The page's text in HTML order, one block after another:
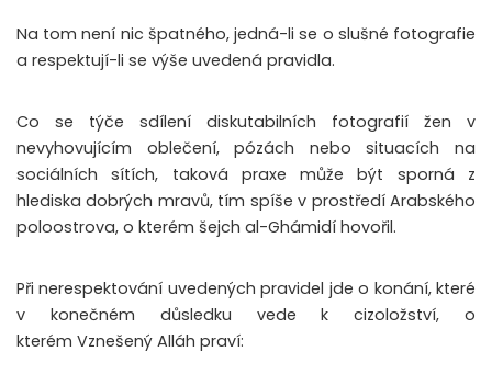
Na tom není nic špatného, jedná-li se o slušné fotografie
a respektují-li se výše uvedená pravidla.
Co se týče sdílení diskutabilních fotografií žen v
nevyhovujícím oblečení, pózách nebo situacích na
sociálních sítích, taková praxe může být sporná z
hlediska dobrých mravů, tím spíše v prostředí Arabského
poloostrova, o kterém šejch al-Ghámidí hovořil.
Při nerespektování uvedených pravidel jde o konání, které
v konečném důsledku vede k cizoložství, o
kterém Vznešený Alláh praví: